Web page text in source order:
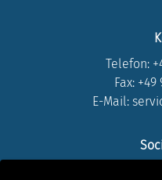
Telefon:
Fax:
E-Mail: